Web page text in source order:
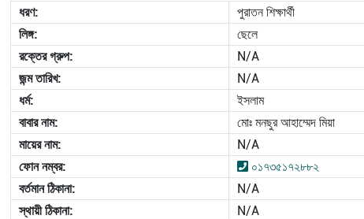
ধরণ:
পুরাতন শিক্ষার্থী
লিঙ্গ:
ছেলে
রক্তের গ্রুপ:
N/A
জন্ম তারিখ:
N/A
ধর্ম:
ইসলাম
বাবার নাম:
মোঃ মনছুর আহাম্মেদ মিয়া
মায়ের নাম:
N/A
ফোন নম্বর:
০১৭৩৫১৭২৮৮২
বর্তমান ঠিকানা:
N/A
স্থায়ী ঠিকানা:
N/A